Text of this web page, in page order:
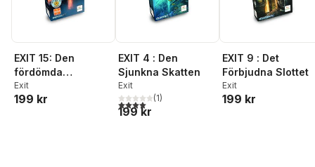
EXIT 15: Den
fördömda
labyrinten
Exit
199 kr
EXIT 4 : Den
Sjunkna Skatten
Exit
4,0utav 5 stjärnor. Totalt antal röster:
(1)
199 kr
EXIT 9 : Det
Förbjudna Slottet
Exit
199 kr